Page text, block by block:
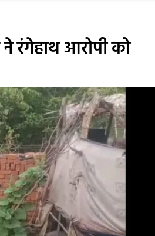
रंगेहाथ आरोपी को